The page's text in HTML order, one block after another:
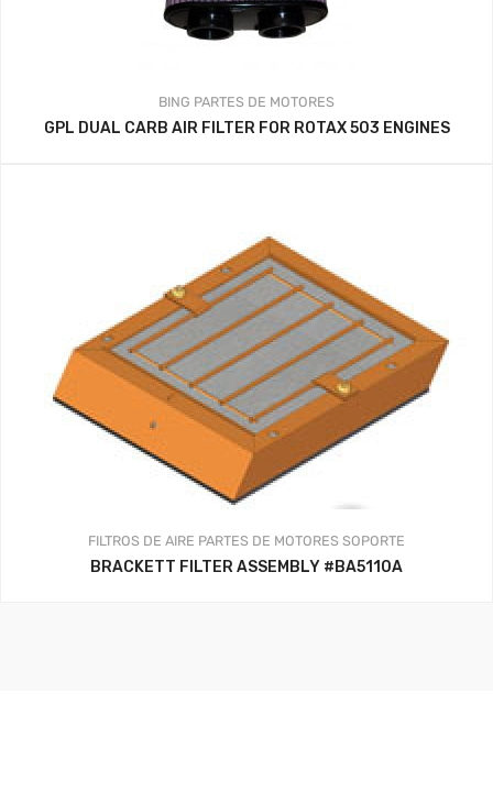
BING PARTES DE MOTORES
GPL DUAL CARB AIR FILTER FOR ROTAX 503 ENGINES
FILTROS DE AIRE PARTES DE MOTORES SOPORTE
BRACKETT FILTER ASSEMBLY #BA5110A